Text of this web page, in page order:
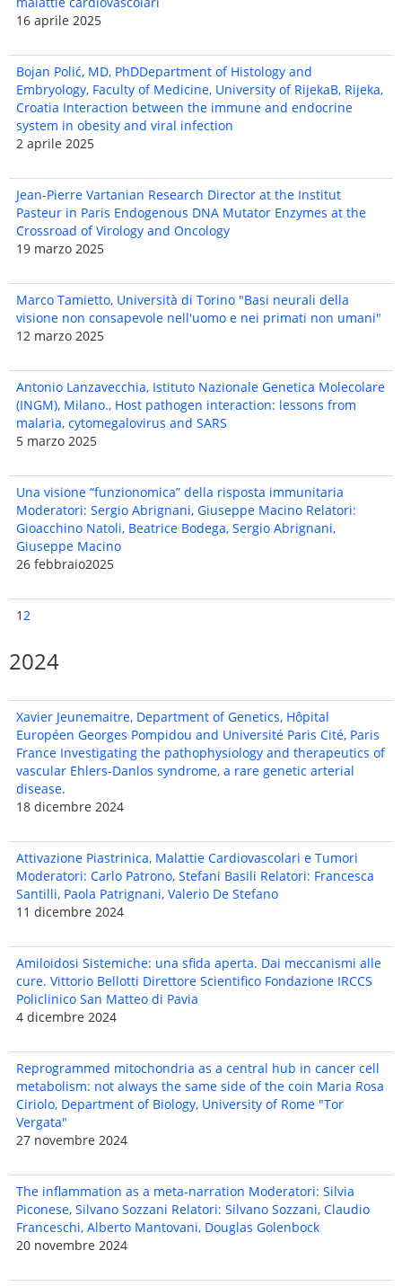
16 aprile 2025
Bojan Polić, MD, PhDDepartment of Histology and
Embryology, Faculty of Medicine, University of RijekaB, Rijeka,
Croatia Interaction between the immune and endocrine
system in obesity and viral infection
2 aprile 2025
Jean-Pierre Vartanian Research Director at the Institut
Pasteur in Paris Endogenous DNA Mutator Enzymes at the
Crossroad of Virology and Oncology
19 marzo 2025
Marco Tamietto, Università di Torino "Basi neurali della
visione non consapevole nell'uomo e nei primati non umani"
12 marzo 2025
Antonio Lanzavecchia, Istituto Nazionale Genetica Molecolare
(INGM), Milano., Host pathogen interaction: lessons from
malaria, cytomegalovirus and SARS
5 marzo 2025
Una visione “funzionomica” della risposta immunitaria
Moderatori: Sergio Abrignani, Giuseppe Macino Relatori:
Gioacchino Natoli, Beatrice Bodega, Sergio Abrignani,
Giuseppe Macino
26 febbraio2025
12
2024
Xavier Jeunemaitre, Department of Genetics, Hôpital
Européen Georges Pompidou and Université Paris Cité, Paris
France Investigating the pathophysiology and therapeutics of
vascular Ehlers-Danlos syndrome, a rare genetic arterial
disease.
18 dicembre 2024
Attivazione Piastrinica, Malattie Cardiovascolari e Tumori
Moderatori: Carlo Patrono, Stefani Basili Relatori: Francesca
Santilli, Paola Patrignani, Valerio De Stefano
11 dicembre 2024
Amiloidosi Sistemiche: una sfida aperta. Dai meccanismi alle
cure. Vittorio Bellotti Direttore Scientifico Fondazione IRCCS
Policlinico San Matteo di Pavia
4 dicembre 2024
Reprogrammed mitochondria as a central hub in cancer cell
metabolism: not always the same side of the coin Maria Rosa
Ciriolo, Department of Biology, University of Rome "Tor
Vergata"
27 novembre 2024
The inflammation as a meta-narration Moderatori: Silvia
Piconese, Silvano Sozzani Relatori: Silvano Sozzani, Claudio
Franceschi, Alberto Mantovani, Douglas Golenbock
20 novembre 2024